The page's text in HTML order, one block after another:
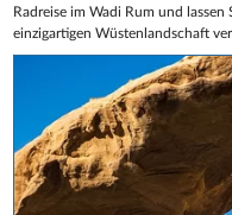
Radreise im Wadi Rum und
einzigartigen Wüstenlandschaft